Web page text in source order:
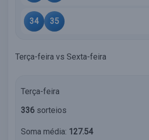
34 35
Terça-feira vs Sexta-feira
Terça-feira
336 sorteios
Soma média: 127.54